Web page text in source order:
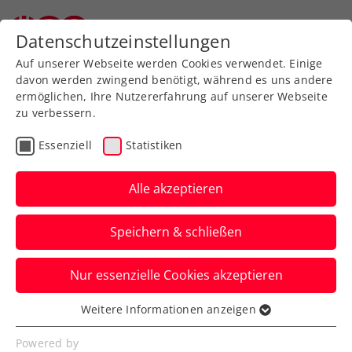
Zurück zur Newsübersicht
Weltklassetennis am
Birkenberg in Telfs
Die 3. ITF World Tennis Tour powered by
Raiffeisen wird in der Marktgemeinde im
Tiroler Bezirk Innsbruck-Land
ausgetragen.
Verfasst von: Petra Russegger, 12.07.2022
Datenschutzeinstellungen
Auf unserer Webseite werden Cookies verwendet. Einige
davon werden zwingend benötigt, während es uns andere
ermöglichen, Ihre Nutzererfahrung auf unserer Webseite
zu verbessern.
Essenziell Statistiken
Alle akzeptieren
Speichern & schließen
Nur essenzielle Cookies akzeptieren
Essenziell
Essenzielle Cookies werden für grundlegende
Weitere Informationen anzeigen
Powered by